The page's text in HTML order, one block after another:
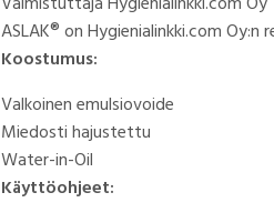
ASLAK® on Hygienialinkki.com
Koostumus:
Valkoinen emulsiovoide
Miedosti hajustettu
Water-in-Oil
Käyttöohjeet: